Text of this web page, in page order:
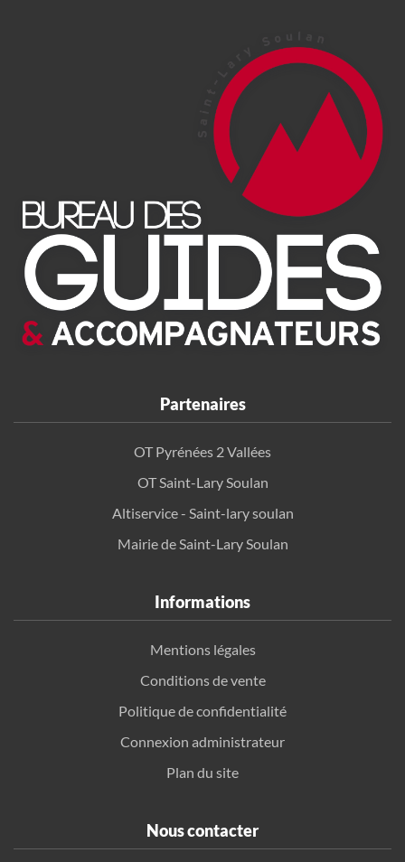
Partenaires
OT Pyrénées 2 Vallées
OT Saint-Lary Soulan
Altiservice - Saint-lary soulan
Mairie de Saint-Lary Soulan
Informations
Mentions légales
Conditions de vente
Politique de confidentialité
Connexion administrateur
Plan du site
Nous contacter